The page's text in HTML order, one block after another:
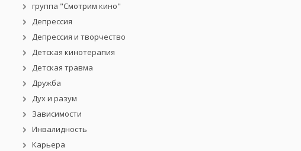
группа "Смотрим кино"
Депрессия
Депрессия и творчество
Детская кинотерапия
Детская травма
Дружба
Дух и разум
Зависимости
Инвалидность
Карьера